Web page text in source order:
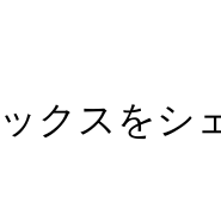
クスをシ